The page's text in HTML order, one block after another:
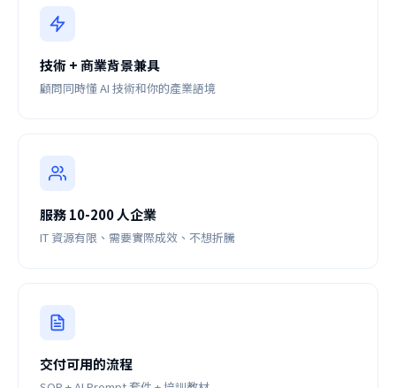
技術 + 商業背景兼具
顧問同時懂 AI 技術和你的產業語境
服務 10-200 人企業
IT 資源有限、需要實際成效、不想折騰
交付可用的流程